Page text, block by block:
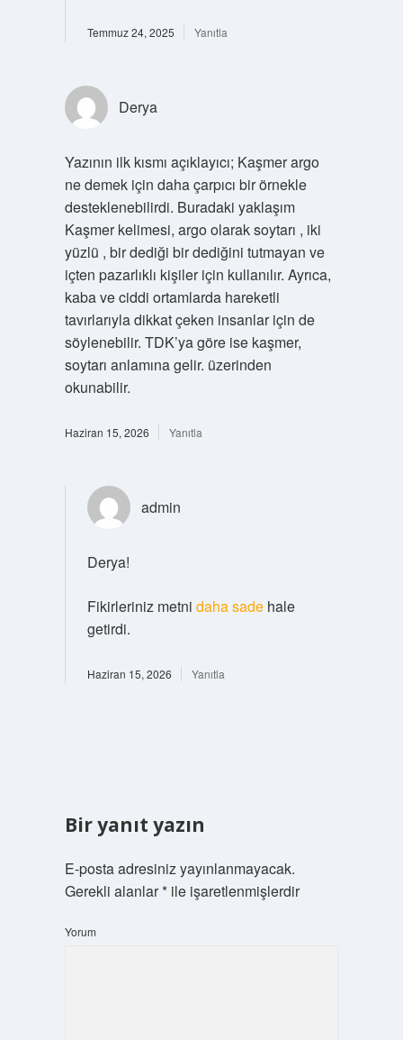
Temmuz 24, 2025 Yanıtla
Derya
Yazının ilk kısmı açıklayıcı; Kaşmer argo
ne demek için daha çarpıcı bir örnekle
desteklenebilirdi. Buradaki yaklaşım
Kaşmer kelimesi, argo olarak soytarı , iki
yüzlü , bir dediği bir dediğini tutmayan ve
içten pazarlıklı kişiler için kullanılır. Ayrıca,
kaba ve ciddi ortamlarda hareketli
tavırlarıyla dikkat çeken insanlar için de
söylenebilir. TDK’ya göre ise kaşmer,
soytarı anlamına gelir. üzerinden
okunabilir.
Haziran 15, 2026 Yanıtla
admin
Derya!
Fikirleriniz metni daha sadehale
getirdi.
Haziran 15, 2026 Yanıtla
Bir yanıt yazın
E-posta adresiniz yayınlanmayacak.
Gerekli alanlar*ile işaretlenmişlerdir
Yorum